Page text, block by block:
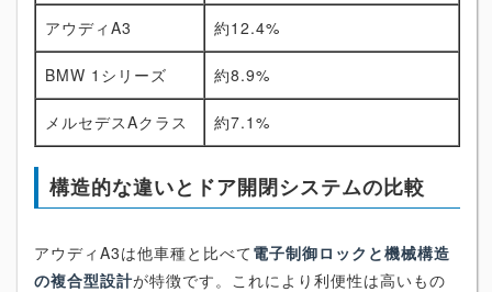
アウディA3 約12.4%
BMW 1シリーズ 約8.9%
メルセデスAクラス 約7.1%
構造的な違いとドア開閉システムの比較
アウディA3は他車種と比べて電子制御ロックと機械構造
の複合型設計が特徴です。これにより利便性は高いもの